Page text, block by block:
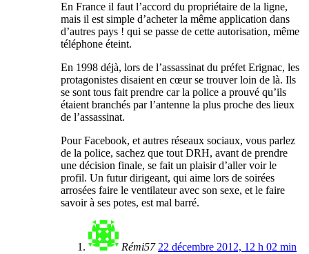
En France il faut l’accord du propriétaire de la ligne,
mais il est simple d’acheter la même application dans
d’autres pays ! qui se passe de cette autorisation, même
téléphone éteint.
En 1998 déjà, lors de l’assassinat du préfet Erignac, les
protagonistes disaient en cœur se trouver loin de là. Ils
se sont tous fait prendre car la police a prouvé qu’ils
étaient branchés par l’antenne la plus proche des lieux
de l’assassinat.
Pour Facebook, et autres réseaux sociaux, vous parlez
de la police, sachez que tout DRH, avant de prendre
une décision finale, se fait un plaisir d’aller voir le
profil. Un futur dirigeant, qui aime lors de soirées
arrosées faire le ventilateur avec son sexe, et le faire
savoir à ses potes, est mal barré.
Rémi57 22 décembre 2012, 12 h 02 min